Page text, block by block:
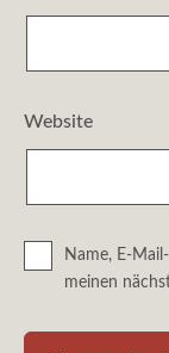
Website
Name, E-
meinen